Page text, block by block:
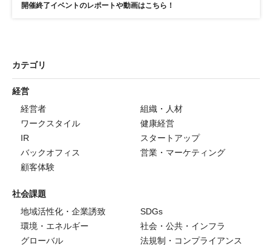
開催終了イベントのレポートや動画はこちら！
カテゴリ
経営
経営者
組織・人材
ワークスタイル
健康経営
IR
スタートアップ
バックオフィス
営業・マーケティング
顧客体験
社会課題
地域活性化・企業誘致
SDGs
環境・エネルギー
社会・公共・インフラ
グローバル
法規制・コンプライアンス